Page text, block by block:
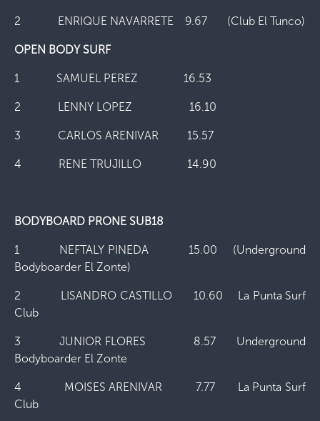
2 ENRIQUE NAVARRETE 9.67 (Club El Tunco)
OPEN BODY SURF
1 SAMUEL PEREZ 16.53
2 LENNY LOPEZ 16.10
3 CARLOS ARENIVAR 15.57
4 RENE TRUJILLO 14.90
BODYBOARD PRONE SUB18
1 NEFTALY PINEDA 15.00 (Underground
Bodyboarder El Zonte)
2 LISANDRO CASTILLO 10.60 La Punta Surf
Club
3 JUNIOR FLORES 8.57 Underground
Bodyboarder El Zonte
4 MOISES ARENIVAR 7.77 La Punta Surf
Club